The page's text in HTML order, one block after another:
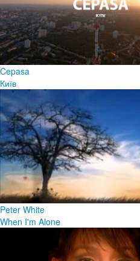
Cepasa
Київ
Peter White
When I'm Alone